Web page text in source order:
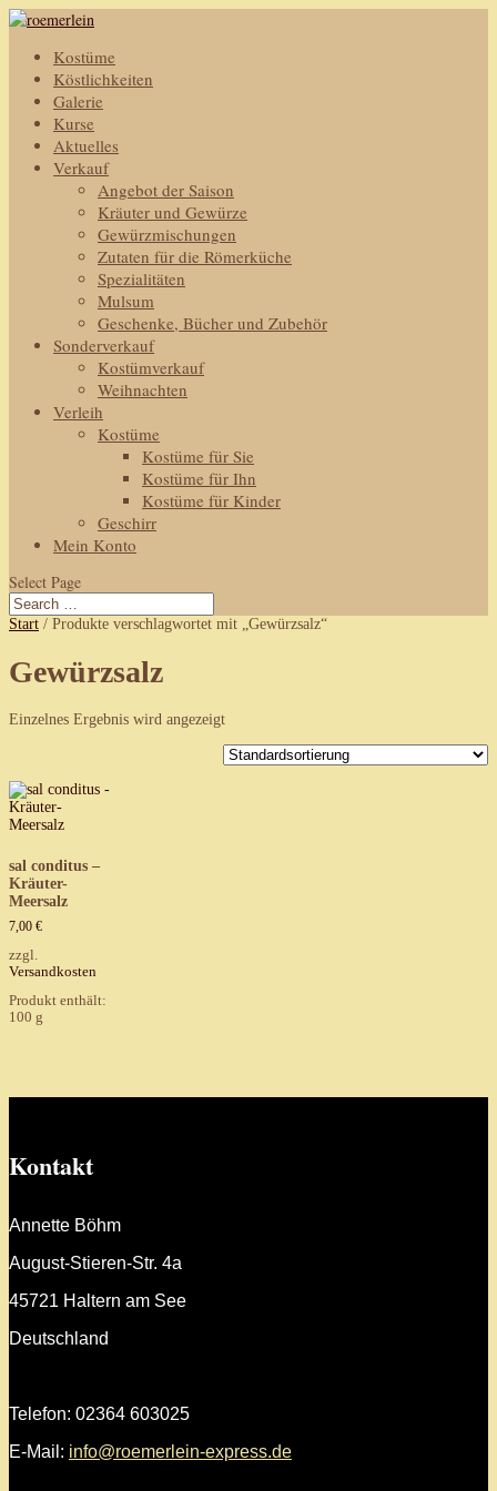
Kostüme
Köstlichkeiten
Galerie
Kurse
Aktuelles
Verkauf
Angebot der Saison
Kräuter und Gewürze
Gewürzmischungen
Zutaten für die Römerküche
Spezialitäten
Mulsum
Geschenke, Bücher und Zubehör
Sonderverkauf
Kostümverkauf
Weihnachten
Verleih
Kostüme
Kostüme für Sie
Kostüme für Ihn
Kostüme für Kinder
Geschirr
Mein Konto
Select Page
Start / Produkte verschlagwortet mit „Gewürzsalz“
Gewürzsalz
Einzelnes Ergebnis wird angezeigt
sal conditus –
Kräuter-
Meersalz
7,00 €
zzgl.
Versandkosten
Produkt enthält:
100 g
Kontakt
Annette Böhm
August-Stieren-Str. 4a
45721 Haltern am See
Deutschland
Telefon: 02364 603025
E-Mail: info@roemerlein-express.de